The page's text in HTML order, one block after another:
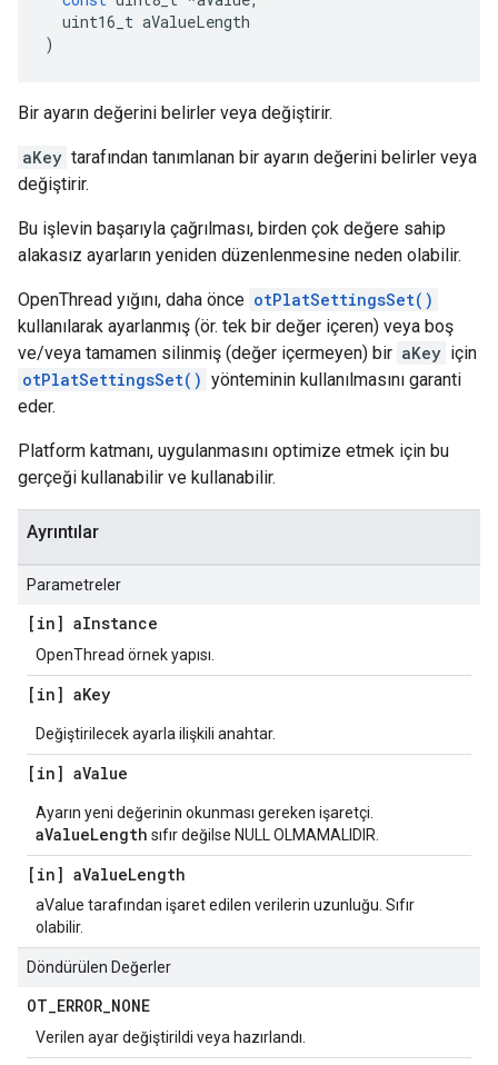
uint16_t aValueLength
)
Bir ayarın değerini belirler veya değiştirir.
aKey tarafından tanımlanan bir ayarın değerini belirler veya
değiştirir.
Bu işlevin başarıyla çağrılması, birden çok değere sahip
alakasız ayarların yeniden düzenlenmesine neden olabilir.
OpenThread yığını, daha önce otPlatSettingsSet()
kullanılarak ayarlanmış (ör. tek bir değer içeren) veya boş
ve/veya tamamen silinmiş (değer içermeyen) bir aKey için
otPlatSettingsSet() yönteminin kullanılmasını garanti
eder.
Platform katmanı, uygulanmasını optimize etmek için bu
gerçeği kullanabilir ve kullanabilir.
Ayrıntılar
Parametreler
[in] aInstance
OpenThread örnek yapısı.
[in] aKey
Değiştirilecek ayarla ilişkili anahtar.
[in] aValue
Ayarın yeni değerinin okunması gereken işaretçi.
aValueLength sıfır değilse NULL OLMAMALIDIR.
[in] aValueLength
aValue tarafından işaret edilen verilerin uzunluğu. Sıfır
olabilir.
Döndürülen Değerler
OT_ERROR_NONE
Verilen ayar değiştirildi veya hazırlandı.